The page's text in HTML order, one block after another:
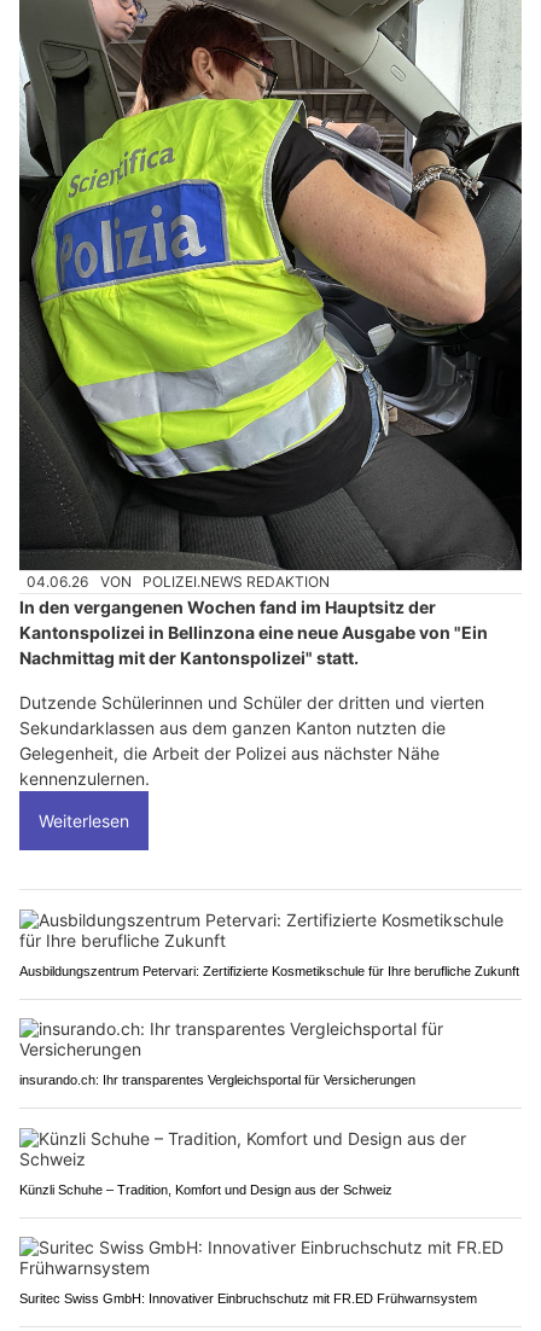
04.06.26 VON POLIZEI.NEWS REDAKTION
In den vergangenen Wochen fand im Hauptsitz der
Kantonspolizei in Bellinzona eine neue Ausgabe von "Ein
Nachmittag mit der Kantonspolizei" statt.
Dutzende Schülerinnen und Schüler der dritten und vierten
Sekundarklassen aus dem ganzen Kanton nutzten die
Gelegenheit, die Arbeit der Polizei aus nächster Nähe
kennenzulernen.
Weiterlesen
Ausbildungszentrum Petervari: Zertifizierte Kosmetikschule für Ihre berufliche Zukunft
insurando.ch: Ihr transparentes Vergleichsportal für Versicherungen
Künzli Schuhe – Tradition, Komfort und Design aus der Schweiz
Suritec Swiss GmbH: Innovativer Einbruchschutz mit FR.ED Frühwarnsystem